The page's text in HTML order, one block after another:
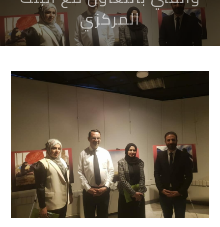
المركزي